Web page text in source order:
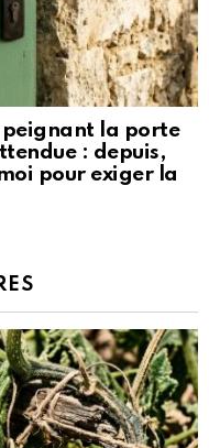
peignant la porte
: depuis,
pour exiger la